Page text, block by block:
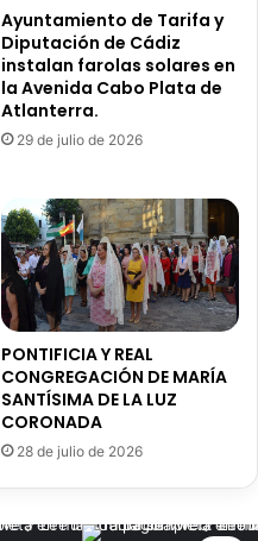
Ayuntamiento de Tarifa y
Diputación de Cádiz
instalan farolas solares en
la Avenida Cabo Plata de
Atlanterra.
29 de julio de 2026
PONTIFICIA Y REAL
CONGREGACIÓN DE MARÍA
SANTÍSIMA DE LA LUZ
CORONADA
28 de julio de 2026